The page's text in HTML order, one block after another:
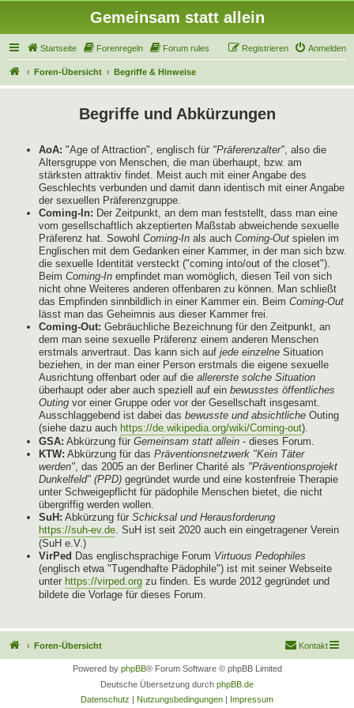
Gemeinsam statt allein
Startseite Forenregeln Forum rules Anmelden
Registrieren
Foren-Übersicht Begriffe & Hinweise
Begriffe und Abkürzungen
AoA: "Age of Attraction", englisch für "Präferenzalter", also die
Altersgruppe von Menschen, die man überhaupt, bzw. am
stärksten attraktiv findet. Meist auch mit einer Angabe des
Geschlechts verbunden und damit dann identisch mit einer Angabe
der sexuellen Präferenzgruppe.
Coming-In: Der Zeitpunkt, an dem man feststellt, dass man eine
vom gesellschaftlich akzeptierten Maßstab abweichende sexuelle
Präferenz hat. Sowohl Coming-In als auch Coming-Out spielen im
Englischen mit dem Gedanken einer Kammer, in der man sich bzw.
die sexuelle Identität versteckt ("coming into/out of the closet").
Beim Coming-In empfindet man womöglich, diesen Teil von sich
nicht ohne Weiteres anderen offenbaren zu können. Man schließt
das Empfinden sinnbildlich in einer Kammer ein. Beim Coming-Out
lässt man das Geheimnis aus dieser Kammer frei.
Coming-Out: Gebräuchliche Bezeichnung für den Zeitpunkt, an
dem man seine sexuelle Präferenz einem anderen Menschen
erstmals anvertraut. Das kann sich auf jede einzelne Situation
beziehen, in der man einer Person erstmals die eigene sexuelle
Ausrichtung offenbart oder auf die allererste solche Situation
überhaupt oder aber auch speziell auf ein bewusstes öffentliches
Outing vor einer Gruppe oder vor der Gesellschaft insgesamt.
Ausschlaggebend ist dabei das bewusste und absichtliche Outing
(siehe dazu auch https://de.wikipedia.org/wiki/Coming-out).
GSA: Abkürzung für Gemeinsam statt allein - dieses Forum.
KTW: Abkürzung für das Präventionsnetzwerk "Kein Täter
werden", das 2005 an der Berliner Charité als "Präventionsprojekt
Dunkelfeld" (PPD) gegründet wurde und eine kostenfreie Therapie
unter Schweigepflicht für pädophile Menschen bietet, die nicht
übergriffig werden wollen.
SuH: Abkürzung für Schicksal und Herausforderung
https://suh-ev.de. SuH ist seit 2020 auch ein eingetragener Verein
(SuH e.V.)
VirPed Das englischsprachige Forum Virtuous Pedophiles
(englisch etwa "Tugendhafte Pädophile") ist mit seiner Webseite
unter https://virped.org zu finden. Es wurde 2012 gegründet und
bildete die Vorlage für dieses Forum.
Foren-Übersicht Kontakt
Powered by phpBB® Forum Software © phpBB Limited
Deutsche Übersetzung durch phpBB.de
Datenschutz | Nutzungsbedingungen | Impressum